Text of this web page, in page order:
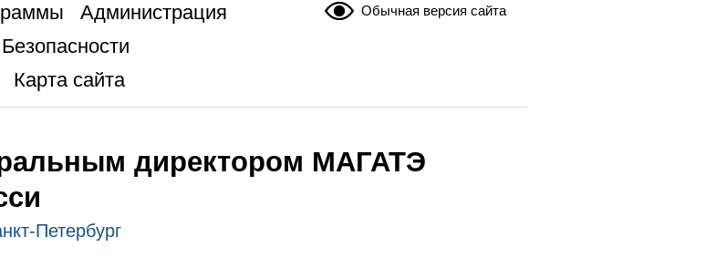
Обычная версия сайта
Администрация
Карта сайта
директором МАГАТЭ
Петербург